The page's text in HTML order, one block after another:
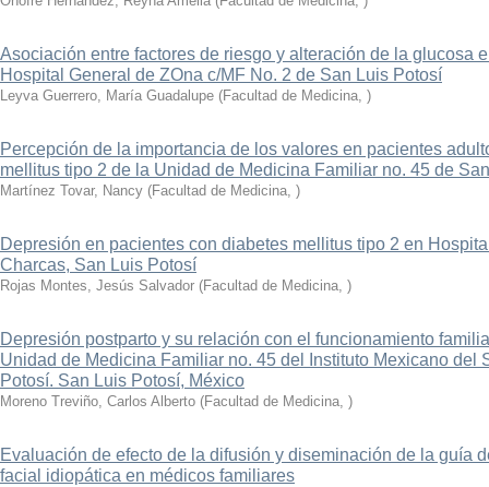
Asociación entre factores de riesgo y alteración de la glucosa
Hospital General de ZOna c/MF No. 2 de San Luis Potosí
Leyva Guerrero, María Guadalupe (Facultad de Medicina, )
Percepción de la importancia de los valores en pacientes
mellitus tipo 2 de la Unidad de Medicina Familiar no. 45 de
Martínez Tovar, Nancy (Facultad de Medicina, )
Depresión en pacientes con diabetes mellitus tipo 2 en
Charcas, San Luis Potosí
Rojas Montes, Jesús Salvador (Facultad de Medicina, )
Depresión postparto y su relación con el funcionamiento
Unidad de Medicina Familiar no. 45 del Instituto Mexicano del
Potosí. San Luis Potosí, México
Moreno Treviño, Carlos Alberto (Facultad de Medicina, )
Evaluación de efecto de la difusión y diseminación de la guía
facial idiopática en médicos familiares